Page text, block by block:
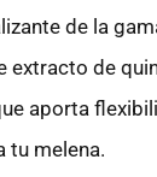
de la
extracto de
aporta
tu melena.